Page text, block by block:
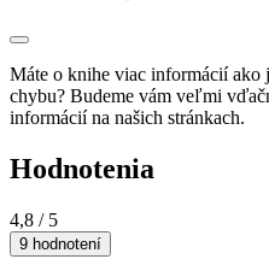
Máte o knihe viac informácií ako
chybu? Budeme vám veľmi
informácií na našich stránkach.
Hodnotenia
4,8 / 5
9 hodnotení